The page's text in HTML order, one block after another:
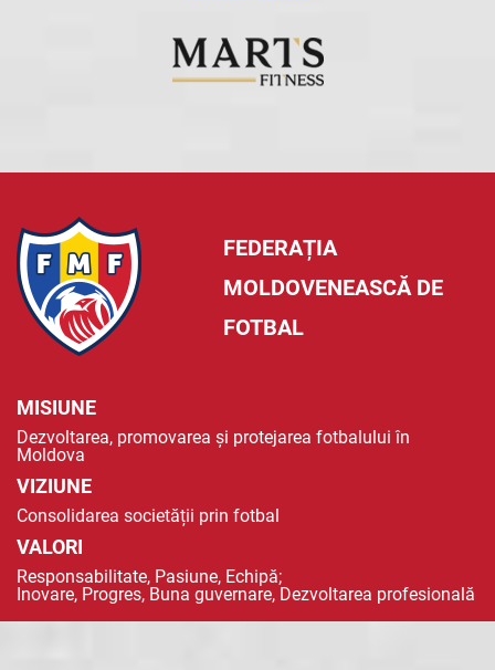
FEDERAȚIA
MOLDOVENEASCĂ DE
FOTBAL
MISIUNE
Dezvoltarea, promovarea și protejarea fotbalului în
Moldova
VIZIUNE
Consolidarea societății prin fotbal
VALORI
Responsabilitate, Pasiune, Echipă;
Inovare, Progres, Buna guvernare, Dezvoltarea profesională